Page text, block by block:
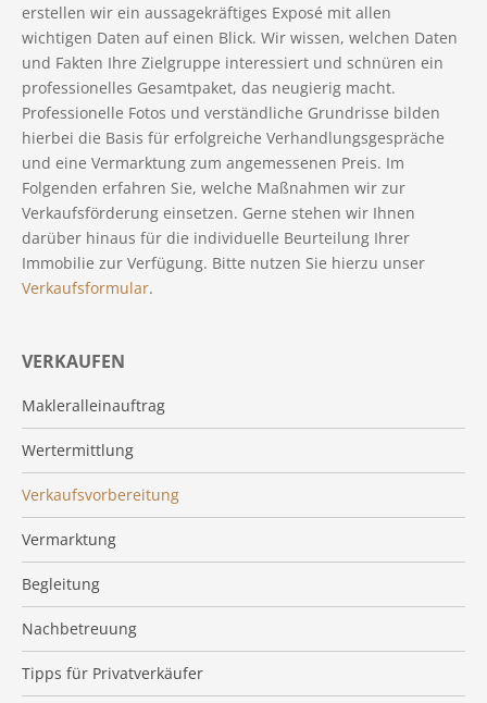
VERKAUFEN
Makleralleinauftrag
Wertermittlung
Verkaufsvorbereitung
Vermarktung
Begleitung
Nachbetreuung
Tipps für Privatverkäufer
erstellen wir ein aussagekräftiges Exposé mit allen
wichtigen Daten auf einen Blick. Wir wissen, welchen Daten
und Fakten Ihre Zielgruppe interessiert und schnüren ein
professionelles Gesamtpaket, das neugierig macht.
Professionelle Fotos und verständliche Grundrisse bilden
hierbei die Basis für erfolgreiche Verhandlungsgespräche
und eine Vermarktung zum angemessenen Preis. Im
Folgenden erfahren Sie, welche Maßnahmen wir zur
Verkaufsförderung einsetzen. Gerne stehen wir Ihnen
darüber hinaus für die individuelle Beurteilung Ihrer
Immobilie zur Verfügung. Bitte nutzen Sie hierzu unser
Verkaufsformular.